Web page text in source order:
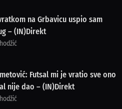
na Grbavicu uspio sam
– (IN)Direkt
Futsal mi je vratio sve ono
nije dao – (IN)Direkt